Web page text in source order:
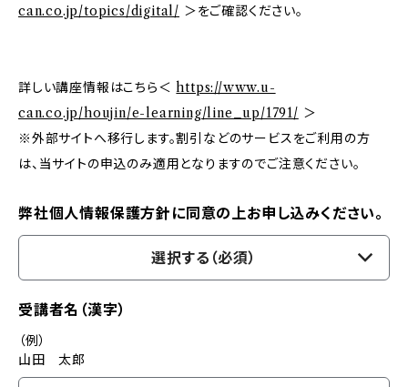
can.co.jp/topics/digital/ ＞をご確認ください。
詳しい講座情報はこちら＜https://www.u-
can.co.jp/houjin/e-learning/line_up/1791/ ＞
※外部サイトへ移行します。割引などのサービスをご利用の方
は、当サイトの申込のみ適用となりますのでご注意ください。
弊社個人情報保護方針に同意の上お申し込みください。
選択する（必須）
受講者名（漢字）
（例）
山田 太郎